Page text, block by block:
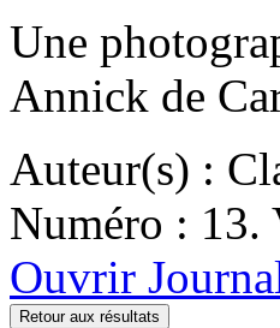
Une
Annick de
Auteur(s) :
Numéro : 13.
Ouvrir
Retour aux résultats